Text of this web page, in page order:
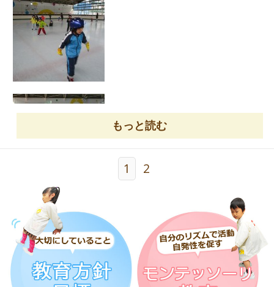
楽しかったね！
伊予鉄スポーツセンターの方、お手伝いをしてい
ただいた保護者の皆様、ありがとうございまし
た。
次に『たこのうた』をみんなで歌って凧づくりを
しました。
戌年をイメージしてスヌーピーの絵描き歌で盛り
上がりました。
もっと読む
1 2